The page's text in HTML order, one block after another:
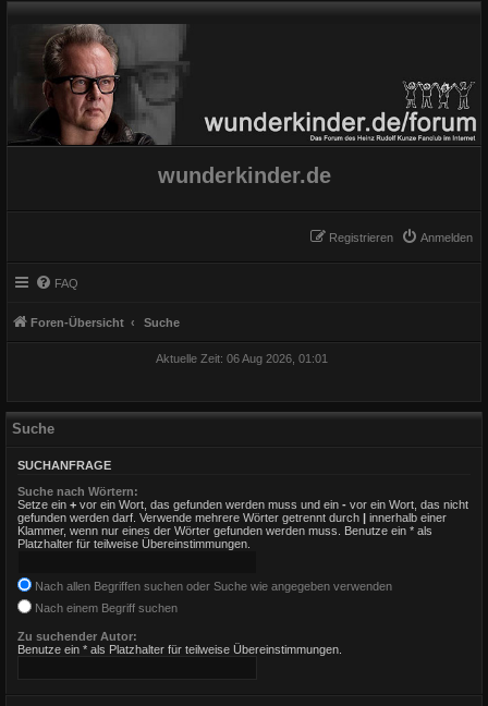
wunderkinder.de
Anmelden
Registrieren
FAQ
Foren-Übersicht Suche
Aktuelle Zeit: 06 Aug 2026, 01:01
Suche
SUCHANFRAGE
Suche nach Wörtern:
Setze ein + vor ein Wort, das gefunden werden muss und ein - vor ein Wort, das nicht
gefunden werden darf. Verwende mehrere Wörter getrennt durch | innerhalb einer
Klammer, wenn nur eines der Wörter gefunden werden muss. Benutze ein * als
Platzhalter für teilweise Übereinstimmungen.
Nach allen Begriffen suchen oder Suche wie angegeben verwenden
Nach einem Begriff suchen
Zu suchender Autor:
Benutze ein * als Platzhalter für teilweise Übereinstimmungen.